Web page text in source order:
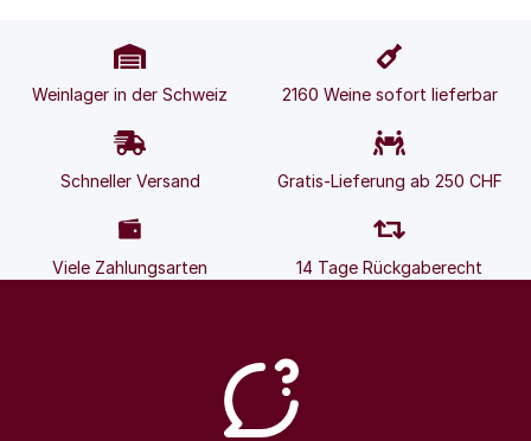
Weinlager in der Schweiz 2160 Weine sofort lieferbar
Schneller Versand Gratis-Lieferung ab 250 CHF
Viele Zahlungsarten 14 Tage Rückgaberecht